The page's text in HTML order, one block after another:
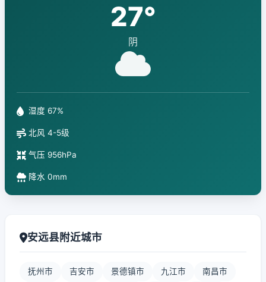
27°
阴
湿度 67%
北风 4-5级
气压 956hPa
降水 0mm
安远县附近城市
抚州市 吉安市 景德镇市 九江市 南昌市